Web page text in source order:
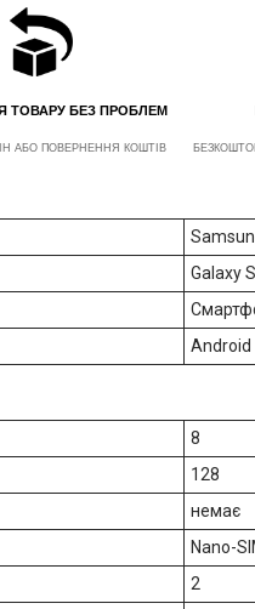
ТОВАРУ БЕЗ ПРОБЛЕМ
АБО ПОВЕРНЕННЯ КОШТІВ
Galaxy
Android
8
128
немає
Nano-
2